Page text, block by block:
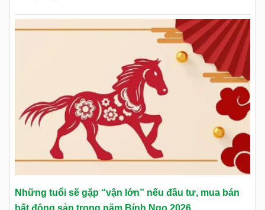
Những tuổi sẽ gặp “vận lớn” nếu đầu tư, mua bán
bất động sản trong năm Bính Ngọ 2026